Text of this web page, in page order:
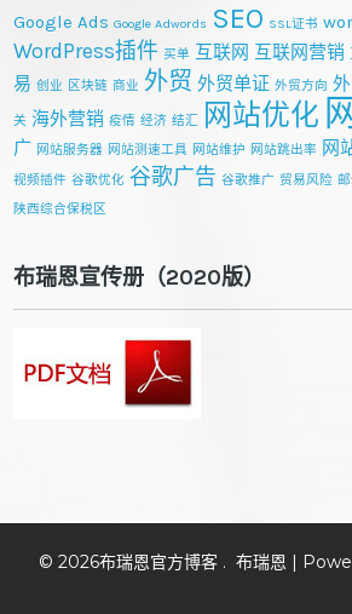
Google Ads Google Adwords SEO SSL证书
WordPress插件 买单 互联网 互联网营销
易 创业 区块链 商业 外贸 外贸单证 外贸方向
关 海外营销 疫情 经济 结汇 网站优化
广 网站服务器 网站测速工具 网站维护 网站跳出率 网
视频插件 谷歌优化 谷歌广告 谷歌推广 贸易风险
陕西综合保税区
布瑞恩宣传册（2020版）
© 2026布瑞恩官方博客 . 布瑞恩 |